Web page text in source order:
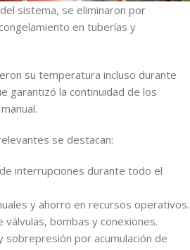
sistema, se eliminaron por
en tuberías y
su temperatura incluso durante
garantizó la continuidad de los
se destacan:
interrupciones durante todo el
y ahorro en recursos operativos.
válvulas, bombas y conexiones.
sobrepresión por acumulación de